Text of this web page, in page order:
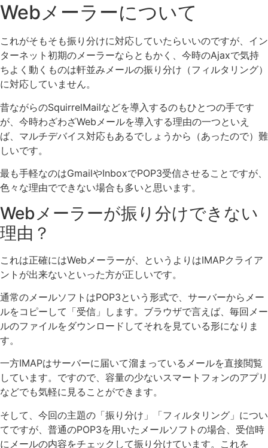
Webメーラーについて
これがそもそも振り分けに対応していたらいいのですが、イン
ターネット初期のメーラーならともかく、今時のAjaxで気持
ちよく動くものは軒並みメールの振り分け（フィルタリング）
に対応していません。
昔ながらのSquirrelMailなどを導入するのもひとつの手です
が、今時わざわざWebメールを導入する理由の一つといえ
ば、マルチデバイス対応もあるでしょうから（あったので）難
しいです。
最も手軽なのはGmailやInboxでPOP3受信させることですが、
色々な理由でできない場合も多いと思います。
Webメーラーが振り分けできない
理由？
これは正確にはWebメーラーが、というよりはIMAPクライア
ントが出来ないといった方が正しいです。
通常のメールソフトはPOP3という形式で、サーバーからメー
ルをコピーして「受信」します。ブラウザで言えば、毎回メー
ルのファイルをダウンロードしてそれを見ている形になりま
す。
一方IMAPはサーバーに届いて溜まっているメールを直接閲覧
しています。ですので、容量の少ないスマートフォンのアプリ
などでも気軽に見ることができます。
そして、今回の主題の「振り分け」「フィルタリング」につい
てですが、普通のPOP3を用いたメールソフトの場合、受信時
にメールの内容をチェックして振り分けています。これを